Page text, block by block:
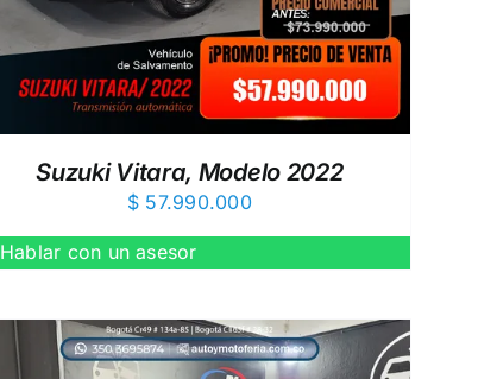
Suzuki Vitara, Modelo 2022
$ 57.990.000
Hablar con un asesor